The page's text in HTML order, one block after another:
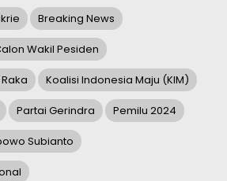
Breaking News
Wakil Pesiden
Koalisi Indonesia Maju (KIM)
Partai Gerindra Pemilu 2024
Subianto